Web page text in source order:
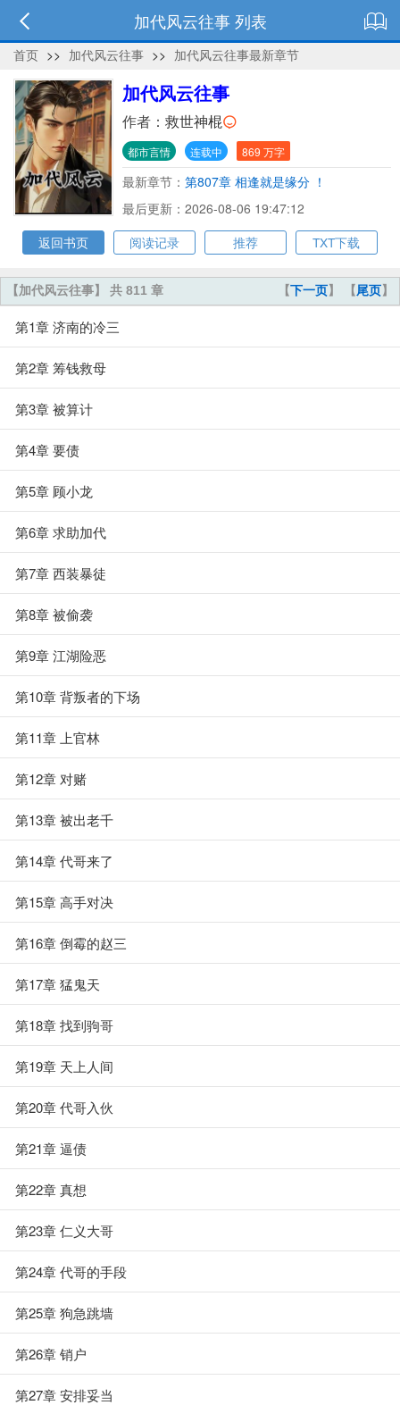
加代风云往事 列表
首页 >> 加代风云往事 >> 加代风云往事最新章节
加代风云往事
作者： 救世神棍
都市言情 连载中 869 万字
最新章节： 第807章 相逢就是缘分 ！
最后更新：2026-08-06 19:47:12
返回书页
阅读记录 推荐 TXT下载
【下一页】 【尾页】
【加代风云往事】 共 811 章
第1章 济南的冷三
第2章 筹钱救母
第3章 被算计
第4章 要债
第5章 顾小龙
第6章 求助加代
第7章 西装暴徒
第8章 被偷袭
第9章 江湖险恶
第10章 背叛者的下场
第11章 上官林
第12章 对赌
第13章 被出老千
第14章 代哥来了
第15章 高手对决
第16章 倒霉的赵三
第17章 猛鬼天
第18章 找到驹哥
第19章 天上人间
第20章 代哥入伙
第21章 逼债
第22章 真想
第23章 仁义大哥
第24章 代哥的手段
第25章 狗急跳墙
第26章 销户
第27章 安排妥当